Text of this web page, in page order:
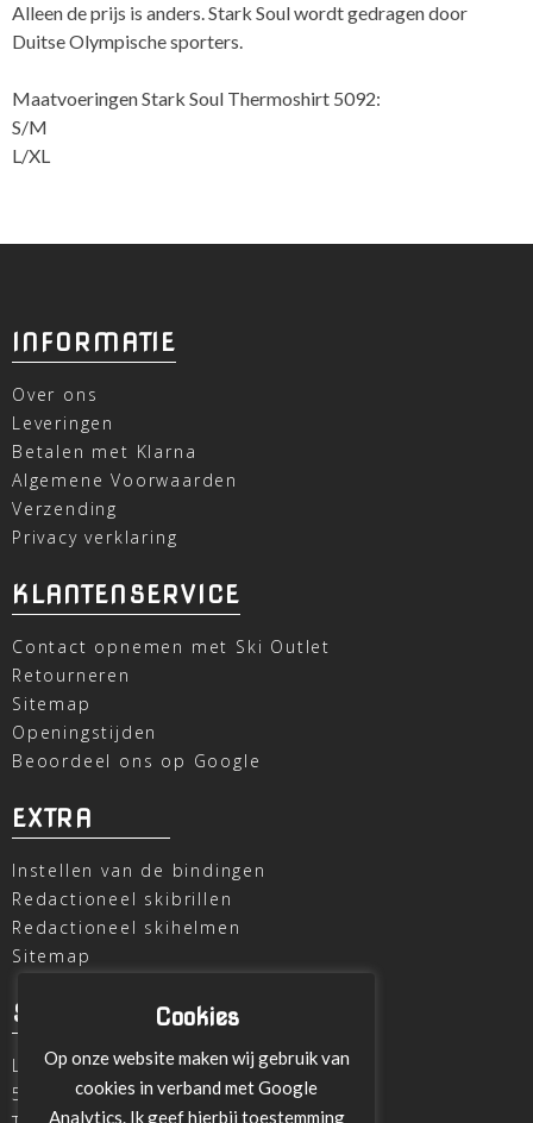
Alleen de prijs is anders. Stark Soul wordt gedragen door
Duitse Olympische sporters.
Maatvoeringen Stark Soul Thermoshirt 5092:
S/M
L/XL
INFORMATIE
Over ons
Leveringen
Betalen met Klarna
Algemene Voorwaarden
Verzending
Privacy verklaring
KLANTENSERVICE
Contact opnemen met Ski Outlet
Retourneren
Sitemap
Openingstijden
Beoordeel ons op Google
EXTRA
Instellen van de bindingen
Redactioneel skibrillen
Redactioneel skihelmen
Sitemap
SKI OUTLET
Laagheidehof 8
5804 XC Venray
Cookies
Op onze website maken wij gebruik van
cookies in verband met Google
Analytics. Ik geef hierbij toestemming